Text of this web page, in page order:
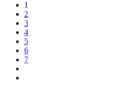
1
2
3
4
5
6
7